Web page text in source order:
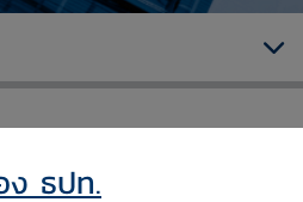
คุณชญาวดี ชัยอนันต์ ผู้
ง ธปท.